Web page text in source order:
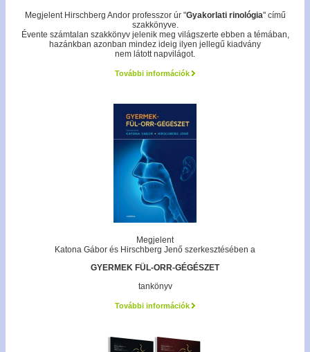
Megjelent Hirschberg Andor professzor úr "Gyakorlati rinológia" című
szakkönyve.
Évente számtalan szakkönyv jelenik meg világszerte ebben a témában,
hazánkban azonban mindez ideig ilyen jellegű kiadvány
nem látott napvilágot.
További információk
Megjelent
Katona Gábor és Hirschberg Jenő szerkesztésében a
GYERMEK FÜL-ORR-GÉGÉSZET
tankönyv
További információk